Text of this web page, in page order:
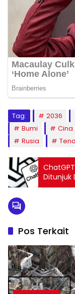
Tag: 2036
Bumi
Cina
Rusia
ChatGPT
Ditunjuk
Pos Terkait